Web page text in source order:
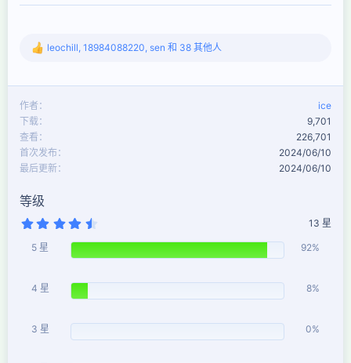
反
leochill, 18984088220, sen 和 38 其他人
作者
ice
下载
9,701
查看
226,701
首次发布
2024/06/10
最后更新
2024/06/10
等级
9
2
13 星
5 星 92%
4 星 8%
3 星 0%